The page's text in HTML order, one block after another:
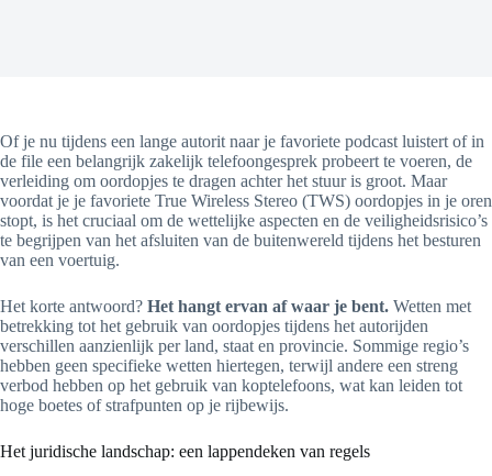
Of je nu tijdens een lange autorit naar je favoriete podcast luistert of in
de file een belangrijk zakelijk telefoongesprek probeert te voeren, de
verleiding om oordopjes te dragen achter het stuur is groot. Maar
voordat je je favoriete True Wireless Stereo (TWS) oordopjes in je oren
stopt, is het cruciaal om de wettelijke aspecten en de veiligheidsrisico’s
te begrijpen van het afsluiten van de buitenwereld tijdens het besturen
van een voertuig.
Het korte antwoord? Het hangt ervan af waar je bent. Wetten met
betrekking tot het gebruik van oordopjes tijdens het autorijden
verschillen aanzienlijk per land, staat en provincie. Sommige regio’s
hebben geen specifieke wetten hiertegen, terwijl andere een streng
verbod hebben op het gebruik van koptelefoons, wat kan leiden tot
hoge boetes of strafpunten op je rijbewijs.
Het juridische landschap: een lappendeken van regels